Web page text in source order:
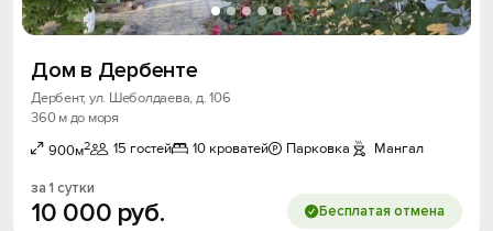
Дом в Дербенте
Дербент, ул. Шеболдаева, д. 106
360 м до моря
900м2 15 гостей 10 кроватей Парковка Мангал
за 1 сутки
10 000 руб. Бесплатая отмена